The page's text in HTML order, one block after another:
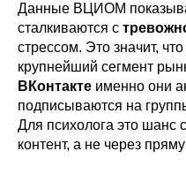
Данные ВЦИОМ
сталкиваются с
стрессом. Это значит, что
крупнейший сегмент
ВКонтакте именно они
подписываются на
Для психолога это шанс
контент, а не через